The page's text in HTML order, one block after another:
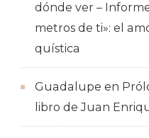
dónde ver –
metros de ti»: el
quística
Guadalupe en
libro de Juan